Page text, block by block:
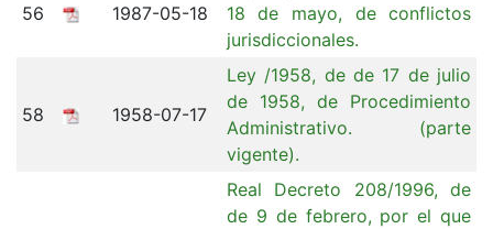
56 1987-05-18
18 de mayo, de conflictos
jurisdiccionales.
58 1958-07-17
Ley /1958, de de 17 de julio
de 1958, de Procedimiento
Administrativo. (parte
vigente).
Real Decreto 208/1996, de
de 9 de febrero, por el que